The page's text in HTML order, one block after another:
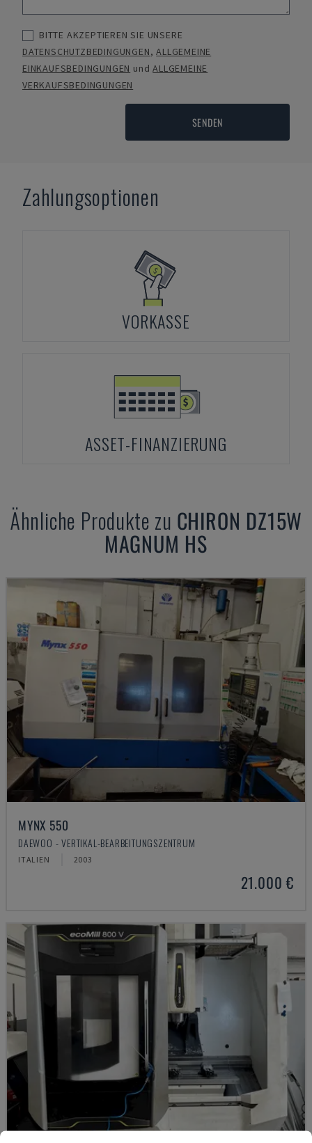
BITTE AKZEPTIEREN SIE UNSERE
DATENSCHUTZBEDINGUNGEN,ALLGEMEINE
EINKAUFSBEDINGUNGEN undALLGEMEINE
VERKAUFSBEDINGUNGEN
SENDEN
Zahlungsoptionen
VORKASSE
ASSET-FINANZIERUNG
Ähnliche Produkte zu CHIRON DZ15W
MAGNUM HS
MYNX 550
DAEWOO - VERTIKAL-BEARBEITUNGSZENTRUM
ITALIEN 2003
21.000 €